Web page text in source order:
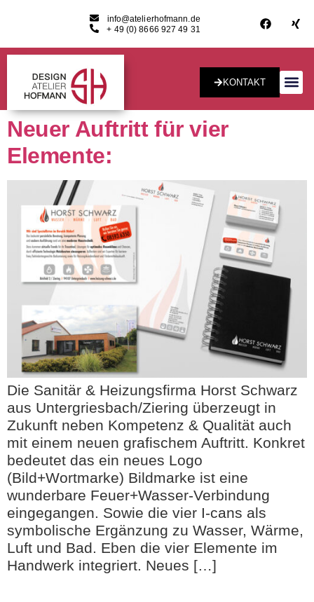
info@atelierhofmann.de
+ 49 (0) 8666 927 49 31
KONTAKT
Neuer Auftritt für vier
Elemente:
Die Sanitär & Heizungsfirma Horst Schwarz
aus Untergriesbach/Ziering überzeugt in
Zukunft neben Kompetenz & Qualität auch
mit einem neuen grafischem Auftritt. Konkret
bedeutet das ein neues Logo
(Bild+Wortmarke) Bildmarke ist eine
wunderbare Feuer+Wasser-Verbindung
eingegangen. Sowie die vier I-cans als
symbolische Ergänzung zu Wasser, Wärme,
Luft und Bad. Eben die vier Elemente im
Handwerk integriert. Neues […]